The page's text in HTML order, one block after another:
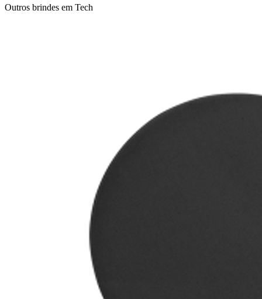
Outros brindes em Tech